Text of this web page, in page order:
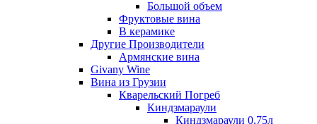
Большой объем
Фруктовые вина
В керамике
Другие Производители
Армянские вина
Givany Wine
Вина из Грузии
Кварельский Погреб
Киндзмараули
Киндзмараули 0,75л